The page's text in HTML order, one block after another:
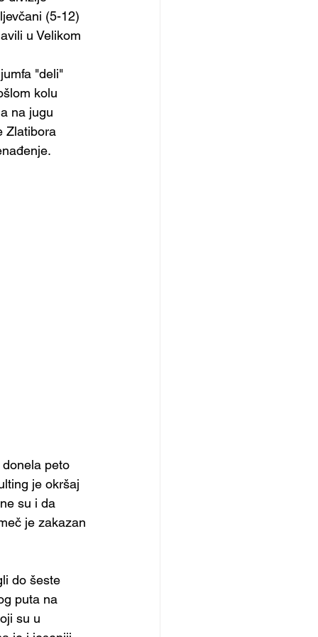
(5-12)
u Velikom
"deli"
kolu
na jugu
Zlatibora
peto
je okršaj
su i da
je zakazan
do šeste
puta na
su u